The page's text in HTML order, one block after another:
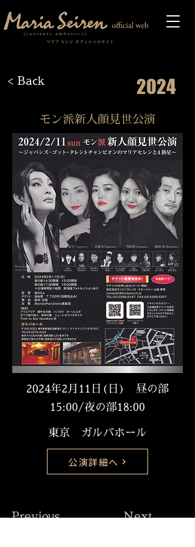
< Back 2024
モン派新人顔見世公演
2024年2月11日(日) 昼の部
15:00/夜の部18:00
東京 ガルバホール
公演詳細へ
Previous Next